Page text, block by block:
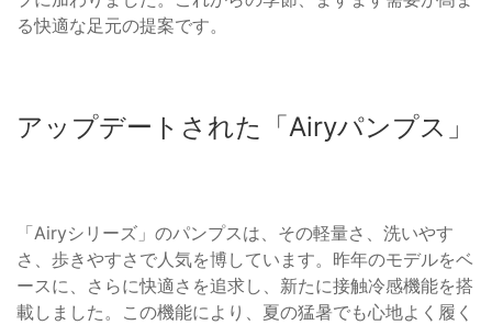
る快適な足元の提案です。
アップデートされた「Airyパンプス」
「Airyシリーズ」のパンプスは、その軽量さ、洗いやす
さ、歩きやすさで人気を博しています。昨年のモデルをベ
ースに、さらに快適さを追求し、新たに接触冷感機能を搭
載しました。この機能により、夏の猛暑でも心地よく履く